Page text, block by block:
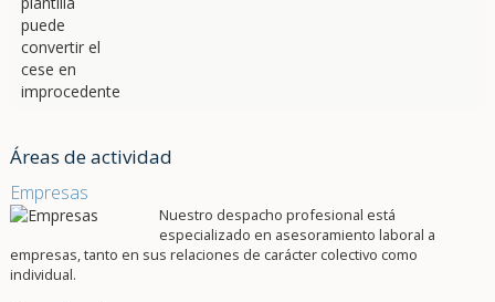
Áreas de actividad
Empresas
Nuestro despacho profesional está
especializado en asesoramiento laboral a
empresas, tanto en sus relaciones de carácter colectivo como
individual.